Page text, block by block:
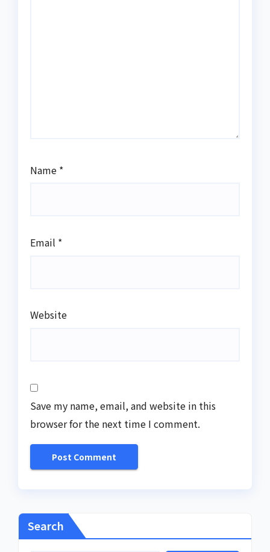
Name *
Email *
Website
Save my name, email, and website in this
browser for the next time I comment.
Search